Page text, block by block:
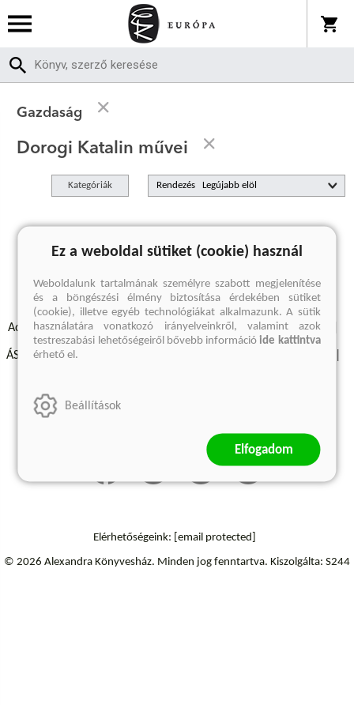
Gazdaság
Dorogi Katalin művei
Kategóriák Rendezés
A keresett kifejezésre nincs találat
Adatvédelmi szabályzatok Elállási felmondási nyilatkozat
ÁSZF - Vásárlási feltételek
Szállítási információk
Elérhetőségeink: [email protected]
© 2026 Alexandra Könyvesház. Minden jog fenntartva. Kiszolgálta: S244
Ez a weboldal sütiket (cookie) használ
Weboldalunk tartalmának személyre szabott megjelenítése
és a böngészési élmény biztosítása érdekében sütiket
(cookie), illetve egyéb technológiákat alkalmazunk. A sütik
használatára vonatkozó irányelveinkről, valamint azok
testreszabási lehetőségeiről bővebb információide kattintva
érhető el.
Beállítások
Elfogadom